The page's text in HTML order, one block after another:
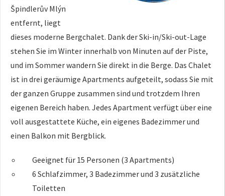
Špindlerův Mlýn
entfernt, liegt
dieses moderne Bergchalet. Dank der Ski-in/Ski-out-Lage
stehen Sie im Winter innerhalb von Minuten auf der Piste,
und im Sommer wandern Sie direkt in die Berge. Das Chalet
ist in drei geräumige Apartments aufgeteilt, sodass Sie mit
der ganzen Gruppe zusammen sind und trotzdem Ihren
eigenen Bereich haben. Jedes Apartment verfügt über eine
voll ausgestattete Küche, ein eigenes Badezimmer und
einen Balkon mit Bergblick.
Geeignet für 15 Personen (3 Apartments)
6 Schlafzimmer, 3 Badezimmer und 3 zusätzliche
Toiletten